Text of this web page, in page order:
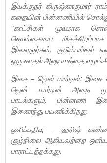
இயக்குநர் கிருஷ்ணகுமார்
கதையின் பின்னணியில்
"காட்சிகள் மூலமாக
கொள்கையை மிகச்சிறப்பாக
இளைஞர்கள், குடும்பங்கள்
ஒரு காதல் அனுபவத்தை
இசை – ஜென் மார்டின்: இசை
ஜென் மார்டின் அதை
பாடல்களும், பின்னணி
இணைந்து பயணிக்கிறது.
ஒளிப்பதிவு – ஹரிஷ்
சூழ்நிலை ஆகியவற்றை
பாராட்டத்தக்கது.